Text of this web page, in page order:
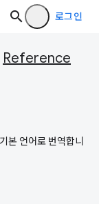
로그인
Reference
본 언어로 번역합니